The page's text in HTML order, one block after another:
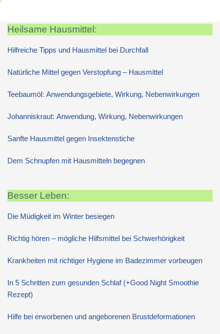
Heilsame Hausmittel:
Hilfreiche Tipps und Hausmittel bei Durchfall
Natürliche Mittel gegen Verstopfung – Hausmittel
Teebaumöl: Anwendungsgebiete, Wirkung, Nebenwirkungen
Johanniskraut: Anwendung, Wirkung, Nebenwirkungen
Sanfte Hausmittel gegen Insektenstiche
Dem Schnupfen mit Hausmitteln begegnen
Besser Leben:
Die Müdigkeit im Winter besiegen
Richtig hören – mögliche Hilfsmittel bei Schwerhörigkeit
Krankheiten mit richtiger Hygiene im Badezimmer vorbeugen
In 5 Schritten zum gesunden Schlaf (+Good Night Smoothie
Rezept)
Hilfe bei erworbenen und angeborenen Brustdeformationen